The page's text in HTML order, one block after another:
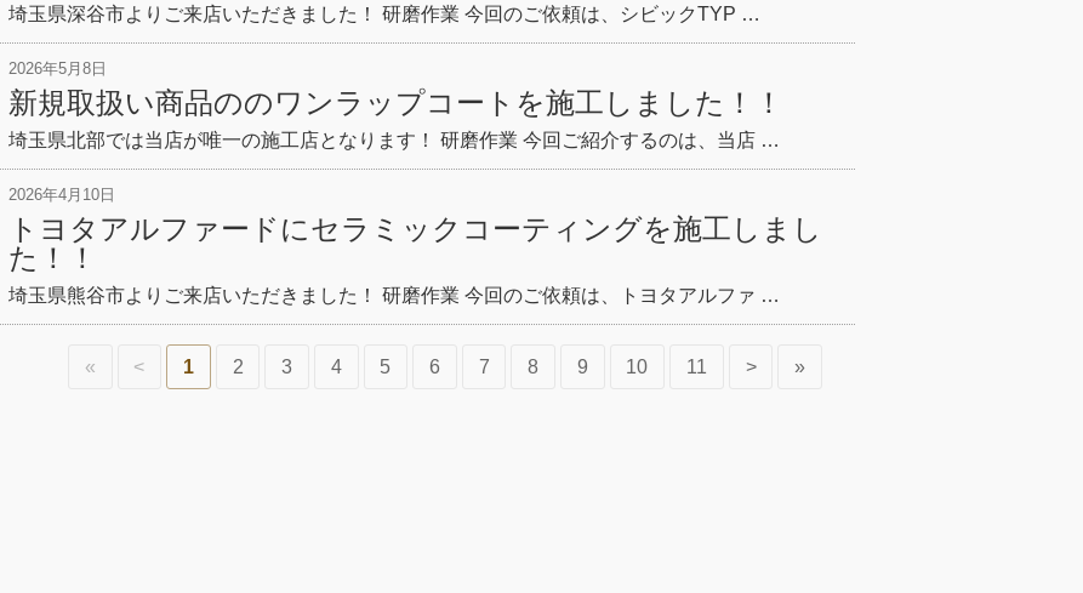
埼玉県深谷市よりご来店いただきました！ 研磨作業 今回のご依頼は、シビックTYP …
2026年5月8日
新規取扱い商品ののワンラップコートを施工しました！！
埼玉県北部では当店が唯一の施工店となります！ 研磨作業 今回ご紹介するのは、当店 …
2026年4月10日
トヨタアルファードにセラミックコーティングを施工しまし
た！！
埼玉県熊谷市よりご来店いただきました！ 研磨作業 今回のご依頼は、トヨタアルファ …
« < 1 2 3 4 5 6 7 8 9 10 11 > »